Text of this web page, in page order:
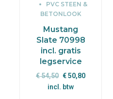
PVC STEEN &
BETONLOOK
Mustang
Slate 70998
incl. gratis
legservice
€54,50 Oorspronkelijke
prijs
€50,80Huidige
incl. btw